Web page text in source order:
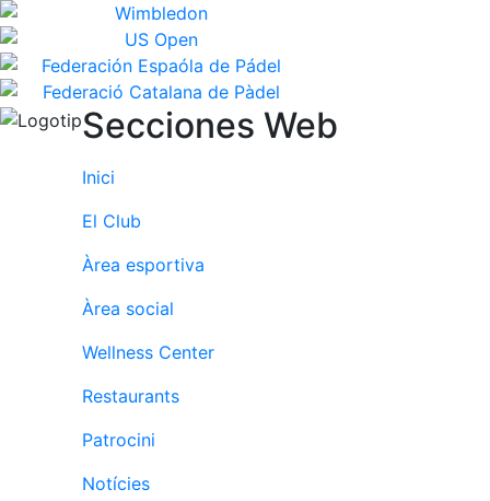
Secciones Web
Inici
El Club
Àrea esportiva
Àrea social
Wellness Center
Restaurants
Patrocini
Notícies